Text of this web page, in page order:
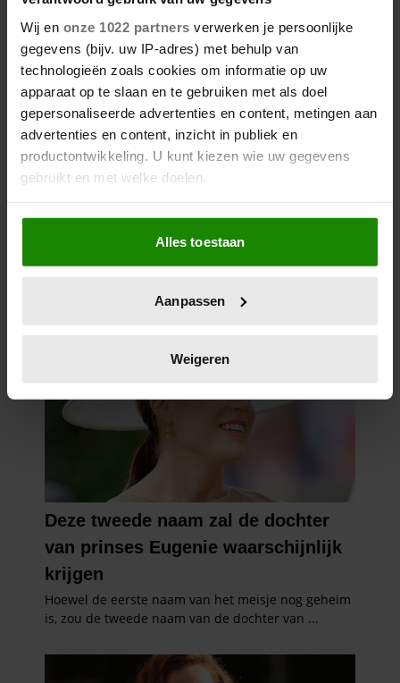
Wij en onze 1022 partners verwerken je persoonlijke
gegevens (bijv. uw IP-adres) met behulp van
technologieën zoals cookies om informatie op uw
apparaat op te slaan en te gebruiken met als doel
gepersonaliseerde advertenties en content, metingen aan
advertenties en content, inzicht in publiek en
productontwikkeling. U kunt kiezen wie uw gegevens
gebruikt en met welke doelen.
Als u het toestaat, willen we ook graag:
Informatie verzamelen over uw geografische
locatie, die tot een paar meter nauwkeurig kan zijn
scannen op specifieke eigenschappen (fingerprinting)
verwerkt en stel uw voorkeuren in het
intrekken in de Cookieverklaring.
We gebruiken cookies om content en advertenties te
personaliseren, om functies voor social media te bieden
en om ons websiteverkeer te analyseren. Ook delen we
informatie over uw gebruik van onze site met onze
partners voor social media, adverteren en analyse. Deze
partners kunnen deze gegevens combineren met andere
informatie die u aan ze heeft verstrekt of die ze hebben
verzameld op basis van uw gebruik van hun services. U
gaat akkoord met onze cookies als u onze website blijft
Alles toestaan
Aanpassen
Weigeren